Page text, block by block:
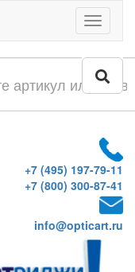
Меню
+7 (495) 197-79-11
+7 (800) 300-87-41
info@opticart.ru